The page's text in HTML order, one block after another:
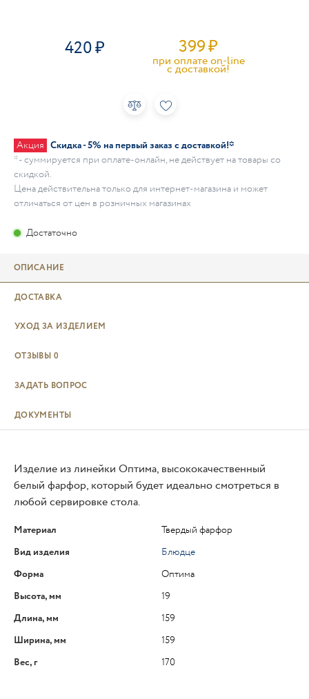
420 399₽
при оплате on-line
c доставкой!
Акция Скидка - 5% на первый заказ с доставкой!*
* - суммируется при оплате-онлайн, не действует на товары со
скидкой.
Цена действительна только для интернет-магазина и может
отличаться от цен в розничных магазинах
Достаточно
ОПИСАНИЕ
ДОСТАВКА
УХОД ЗА ИЗДЕЛИЕМ
ОТЗЫВЫ 0
ЗАДАТЬ ВОПРОС
ДОКУМЕНТЫ
Изделие из линейки Оптима, высококачественный
белый фарфор, который будет идеально смотреться в
любой сервировке стола.
Материал
Твердый фарфор
Вид изделия
Блюдце
Форма
Оптима
Высота, мм
19
Длина, мм
159
Ширина, мм
159
Вес, г
170